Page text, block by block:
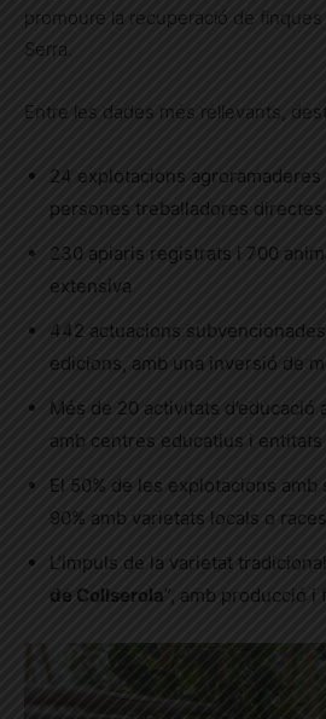
promoure la recuperació de
Serra.
Entre les dades més rellevants,
24 explotacions agroramaderes
persones treballadores directes
230 apiaris registrats i 700
extensiva
442 actuacions
edicions, amb una inversió de
Més de 20 activitats d’educació
amb centres educatius i entitats
El 50% de les explotacions amb
90% amb varietats locals o
L’impuls de la varietat
de Collserola ”, amb producció i